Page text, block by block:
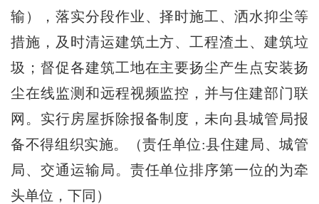
输），落实分段作业、择时施工、洒水抑尘等
措施，及时清运建筑土方、工程渣土、建筑垃
圾；督促各建筑工地在主要扬尘产生点安装扬
尘在线监测和远程视频监控，并与住建部门联
网。实行房屋拆除报备制度，未向县城管局报
备不得组织实施。（责任单位:县住建局、城管
局、交通运输局。责任单位排序第一位的为牵
头单位，下同）